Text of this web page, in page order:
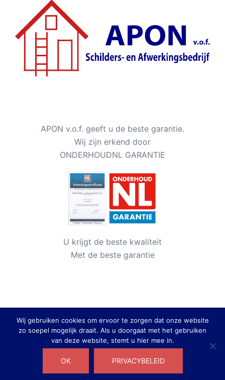
APON v.o.f. geeft u de beste garantie.
Wij zijn erkend door
ONDERHOUDNL GARANTIE
U krijgt de beste kwaliteit
Met de beste garantie
aangedreven doorSydney
Wij gebruiken cookies om ervoor te zorgen dat onze website
zo soepel mogelijk draait. Als u doorgaat met het gebruiken
van deze website, stemt u hier mee in.
OK PRIVACYBELEID